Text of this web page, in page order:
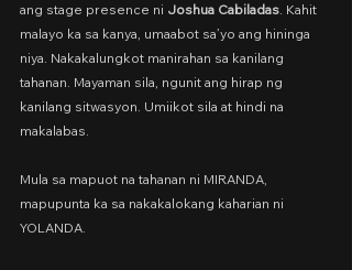
ang stage presence ni Joshua Cabiladas. Kahit
malayo ka sa kanya, umaabot sa’yo ang hininga
niya. Nakakalungkot manirahan sa kanilang
tahanan. Mayaman sila, ngunit ang hirap ng
kanilang sitwasyon. Umiikot sila at hindi na
makalabas.
Mula sa mapuot na tahanan ni MIRANDA,
mapupunta ka sa nakakalokang kaharian ni
YOLANDA.